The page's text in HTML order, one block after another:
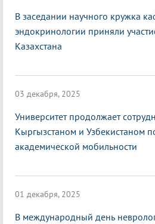
В заседании научного кружка
эндокринологии приняли
Казахстана
03 декабря, 2025
Университет продолжает
Кыргызстаном и Узбекистаном
академической мобильности
01 декабря, 2025
В международный день